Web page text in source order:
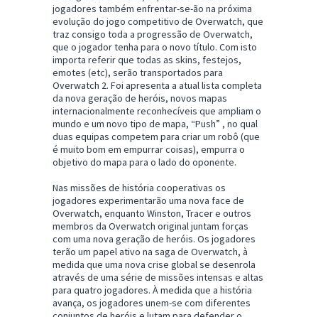
jogadores também enfrentar-se-ão na próxima
evolução do jogo competitivo de Overwatch, que
traz consigo toda a progressão de Overwatch,
que o jogador tenha para o novo título. Com isto
importa referir que todas as skins, festejos,
emotes (etc), serão transportados para
Overwatch 2. Foi apresenta a atual lista completa
da nova geração de heróis, novos mapas
internacionalmente reconhecíveis que ampliam o
mundo e um novo tipo de mapa, “Push” , no qual
duas equipas competem para criar um robô (que
é muito bom em empurrar coisas), empurra o
objetivo do mapa para o lado do oponente.
Nas missões de história cooperativas os
jogadores experimentarão uma nova face de
Overwatch, enquanto Winston, Tracer e outros
membros da Overwatch original juntam forças
com uma nova geração de heróis. Os jogadores
terão um papel ativo na saga de Overwatch, à
medida que uma nova crise global se desenrola
através de uma série de missões intensas e altas
para quatro jogadores. À medida que a história
avança, os jogadores unem-se com diferentes